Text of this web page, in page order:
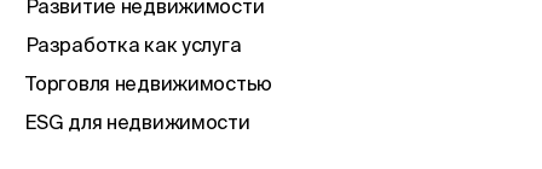
Развитие недвижимости
Разработка как услуга
Торговля недвижимостью
ESG для недвижимости